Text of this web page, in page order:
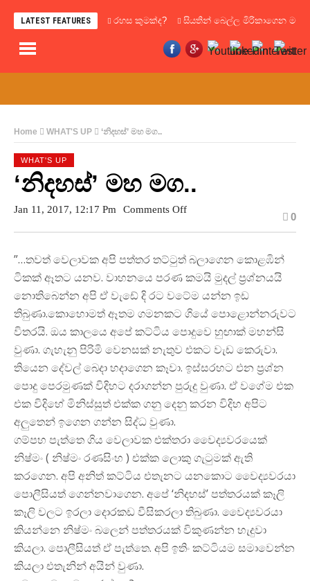
LATEST FEATURES රහස කුමක්ද? සියතින් බෙල්ල මිරිකාගෙන
Home WHAT'S UP ‘නිදහස්’ මහ මග..
WHAT'S UP
‘නිදහස්’ මහ මග..
Jan 11, 2017, 12:17 Pm Comments OffOn
මහ
0
”…තවත් වෙලාවක අපි පත්තර තට්ටුත් බලාගෙන කොළඹින්
ටිකක් ඈතට යනව. වාහනයෙ පරණ කමයි මුදල් ප්‍රශ්නයයි
නොතිබෙන්න අපි ඒ වැඩේ දි රට වටේම යන්න ඉඩ
තිබුණා.කොහොමත් ඈතම ගමනකට ගියේ පොළොන්නරුවට
විතරයි. ඔය කාලයෙ අපේ කට්ටිය පොදුවෙ හුඟාක් මහන්සි
වුණා. ගැහැනු පිරිමි වෙනසක් නැතුව එකට වැඩ කෙරුවා.
තියෙන දේවල් බෙදා හදාගෙන කෑවා. ඉස්සරහට එන ප්‍රශ්න
පොදු පෙරමුණක් විදිහට දරාගන්න පුරුදු වුණා. ඒ වගේම එක
එක විදිහේ මිනිස්සුත් එක්ක ගනු දෙනු කරන විදිහ අපිට
අලුතෙන් ඉගෙන ගන්න සිද්ධ වුණා.
ගම්පහ පැත්තෙ ගිය වෙලාවක එක්තරා වෛද්‍යවරයෙක්
නිෂ්මං ( නිෂ්මං රණසිංහ ) එක්ක ලොකු ගැටුමක් ඇති
කරගෙන. අපි අනිත් කට්ටිය එතැනට යනකොට වෛද්‍යවරයා
පොලීසියත් ගෙන්නවාගෙන. අපේ ‘නිදහස්’ පත්තරයක් කෑලි
කෑලි වලට ඉරලා දොරකඩ වීසිකරලා තිබුණා. වෛද්‍යවරයා
කියන්නෙ නිෂ්මං බලෙන් පත්තරයක් විකුණන්න හැදුවා
කියලා. පොලීසියත් ඒ පැත්තෙ. අපි ඉතිං කට්ටියම සමාවෙන්න
කියලා එතැනින් අයින් වුණා.